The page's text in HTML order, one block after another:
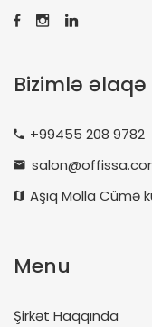
Bizimlə əlaqə
+99455 208 9782
Aşıq Molla Cümə
Menu
Şirkət Haqqında